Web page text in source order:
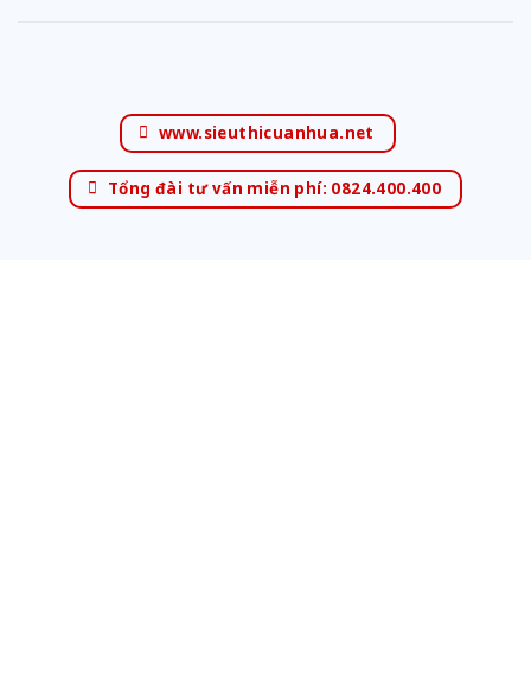
www.sieuthicuanhua.net
Tổng đài tư vấn miễn phí: 0824.400.400